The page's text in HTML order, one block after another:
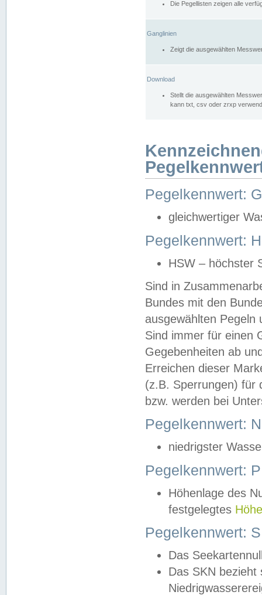
Die Pegellisten zeigen alle
Ganglinien
Zeigt die ausgewählten
Download
Stellt die ausgewählten
kann txt, csv oder zrxp
Pegelkennwert:
gleichwertiger
Pegelkennwert:
HSW – höchster
Sind in
Bundes mit den
ausgewählten
Sind immer für einen
Gegebenheiten ab
Erreichen dieser
(z.B. Sperrungen) für
bzw. werden bei
Pegelkennwert:
niedrigster
Pegelkennwert:
Höhenlage des
festgelegtes
Pegelkennwert:
Das
Das SKN